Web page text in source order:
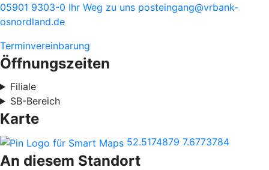
05901 9303-0 Ihr Weg zu uns posteingang@vrbank-
osnordland.de
Terminvereinbarung
Öffnungszeiten
Filiale
SB-Bereich
Karte
52.5174879 7.6773784
An diesem Standort